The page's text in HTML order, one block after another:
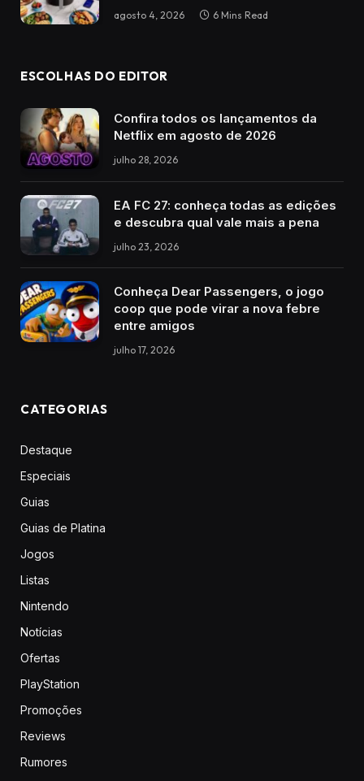
agosto 4, 2026 6 Mins Read
ESCOLHAS DO EDITOR
Confira todos os lançamentos da
Netflix em agosto de 2026
julho 28, 2026
EA FC 27: conheça todas as edições
e descubra qual vale mais a pena
julho 23, 2026
Conheça Dear Passengers, o jogo
coop que pode virar a nova febre
entre amigos
julho 17, 2026
CATEGORIAS
Destaque
Especiais
Guias
Guias de Platina
Jogos
Listas
Nintendo
Notícias
Ofertas
PlayStation
Promoções
Reviews
Rumores